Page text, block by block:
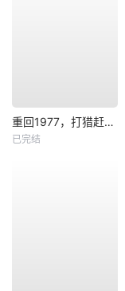
重回1977，打猎赶山娶老婆
已完结